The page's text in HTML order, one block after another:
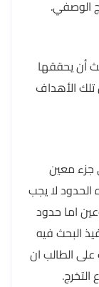
الوصفي.
أن يحققها
الأهداف
جزء معين
لا يجب
اما حدود
البحث فيه
على الطالب ان